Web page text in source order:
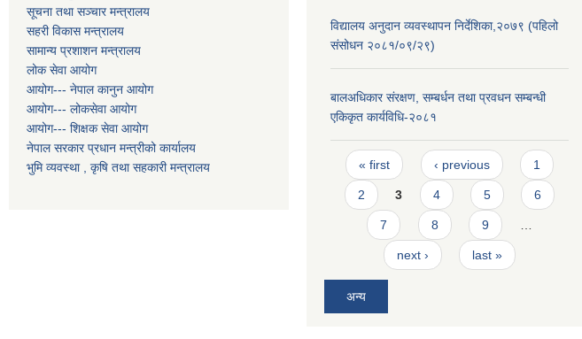
सूचना तथा सञ्चार मन्त्रालय
सहरी विकास मन्त्रालय
सामान्य प्रशाशन मन्त्रालय
लोक सेवा आयोग
आयोग--- नेपाल कानुन आयोग
आयोग--- लोकसेवा आयोग
आयोग--- शिक्षक सेवा आयोग
नेपाल सरकार प्रधान मन्त्रीको कार्यालय
भुमि व्यवस्था , कृषि तथा सहकारी मन्त्रालय
विद्यालय अनुदान व्यवस्थापन निर्देशिका,२०७९ (पहिलो
संसोधन २०८१/०९/२९)
बालअधिकार संरक्षण, सम्बर्धन तथा प्रवधन सम्बन्धी
एकिकृत कार्यविधि-२०८१
Pages
« first ‹ previous 1
2 3 4 5 6
7 8 9
next › last »
अन्य